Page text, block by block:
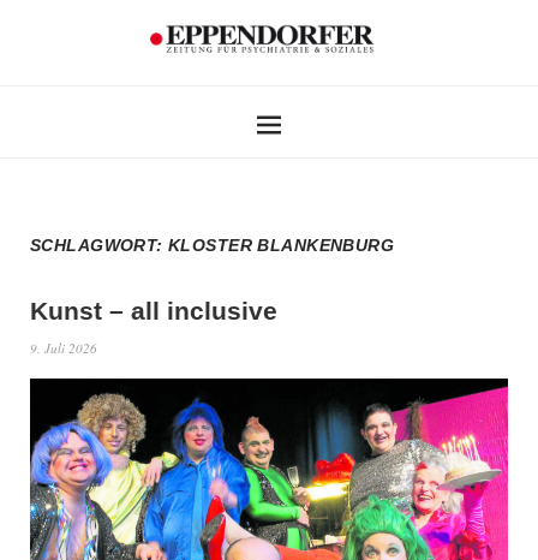
SCHLAGWORT:KLOSTER BLANKENBURG
Kunst – all inclusive
9. Juli 2026